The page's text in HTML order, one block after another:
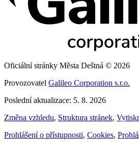
Oficiální stránky Města Deštná © 2026
Provozovatel Galileo Corporation s.r.o.
Poslední aktualizace: 5. 8. 2026
Změna vzhledu, Struktura stránek,
Prohlášení o přístupnosti, Cookies,